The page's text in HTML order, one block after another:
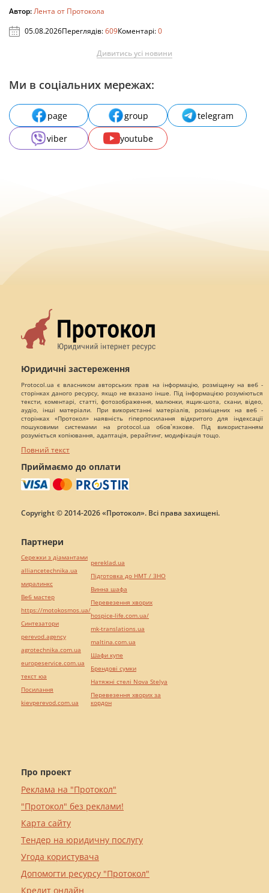
Автор:Лента от Протокола
05.08.2026Переглядів:609Коментарі:0
Дивитись усі новини
Ми в соціальних мережах:
page group
telegram
viber
youtube
Юридичні застереження
Protocol.ua є власником авторських прав на інформацію, розміщену на веб -
сторінках даного ресурсу, якщо не вказано інше. Під інформацією розуміються
тексти, коментарі, статті, фотозображення, малюнки, ящик-шота, скани, відео,
аудіо, інші матеріали. При використанні матеріалів, розміщених на веб -
сторінках «Протокол» наявність гіперпосилання відкритого для індексації
пошуковими системами на protocol.ua обов`язкове. Під використанням
розуміється копіювання, адаптація, рерайтинг, модифікація тощо.
Повний текст
Приймаємо до оплати
Copyright © 2014-2026 «Протокол». Всі права захищені.
Про проект
Реклама на "Протокол"
"Протокол" без реклами!
Карта сайту
Тендер на юридичну послугу
Угода користувача
Допомогти ресурсу "Протокол"
Кредит онлайн
Партнери
Сережки з діамантами
alliancetechnika.ua
миралинкс
Веб мастер
https://motokosmos.ua/
Синтезатори
perevod.agency
agrotechnika.com.ua
europeservice.com.ua
текст юа
Посилання
kievperevod.com.ua
pereklad.ua
Підготовка до НМТ / ЗНО
Винна шафа
Перевезення хворих
hospice-life.com.ua/
mk-translations.ua
maltina.com.ua
Шафи купе
Брендові сумки
Натяжні стелі Nova Stelya
Перевезення хворих за
кордон